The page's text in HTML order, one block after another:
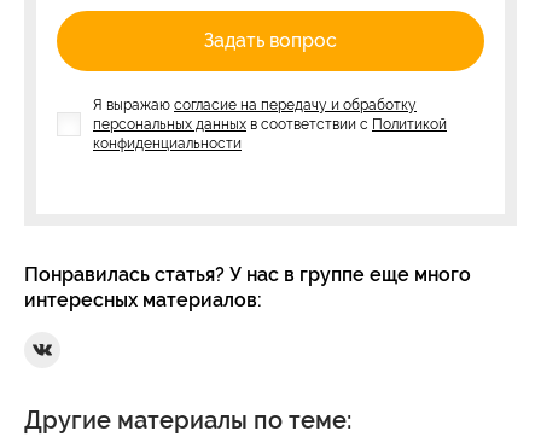
Задать вопрос
Я выражаю согласие на передачу и обработку
персональных данных в соответствии с Политикой
конфиденциальности
Понравилась статья? У нас в группе еще много
интересных материалов:
Ссылка на Вконтакте
Другие материалы по теме: